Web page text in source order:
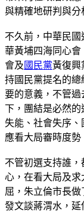
與精確地研判與分
不久前，中華民
華黃埔四海同心
會及 國民黨黃復興
持國民黨提名的總
要的意義，不管
下，團結是必然的
失能、社會失序
應看大局審時度勢
不管初選支持誰
心，在看大局及
屈，朱立倫市長
發文談蔣渭水，